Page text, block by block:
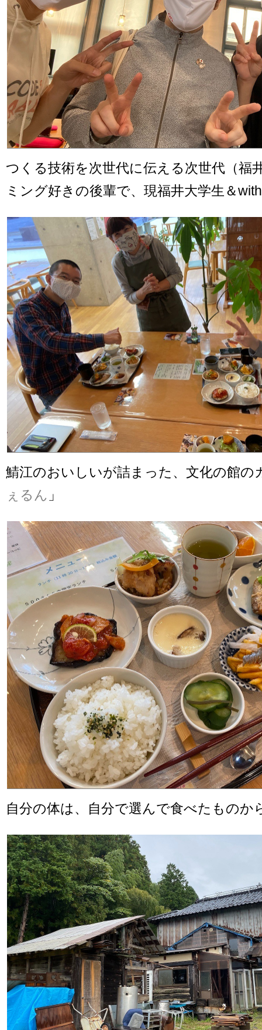
つくる技術を次世代に伝える次世代（福
ミング好きの後輩で、現福井大学生＆
鯖江のおいしいが詰まった、文化の館の
ぇるん 」
自分の体は、自分で選んで食べたものか